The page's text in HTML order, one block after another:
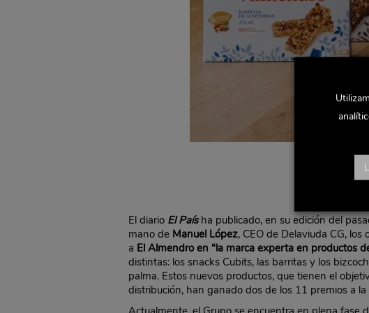
El diario El Paísha publicado, en su edición del
mano de Manuel López, CEO de Delaviuda CG,
a El Almendro en “la marca experta en productos
distintas: los snacks Cubits, las barritas y los
palma. Estos nuevos productos, que tienen el
distribución, han ganado dos de los 11 premios a